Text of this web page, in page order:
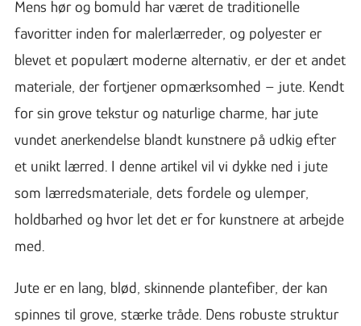
Mens hør og bomuld har været de traditionelle
favoritter inden for malerlærreder, og polyester er
blevet et populært moderne alternativ, er der et andet
materiale, der fortjener opmærksomhed – jute. Kendt
for sin grove tekstur og naturlige charme, har jute
vundet anerkendelse blandt kunstnere på udkig efter
et unikt lærred. I denne artikel vil vi dykke ned i jute
som lærredsmateriale, dets fordele og ulemper,
holdbarhed og hvor let det er for kunstnere at arbejde
med.
Jute er en lang, blød, skinnende plantefiber, der kan
spinnes til grove, stærke tråde. Dens robuste struktur